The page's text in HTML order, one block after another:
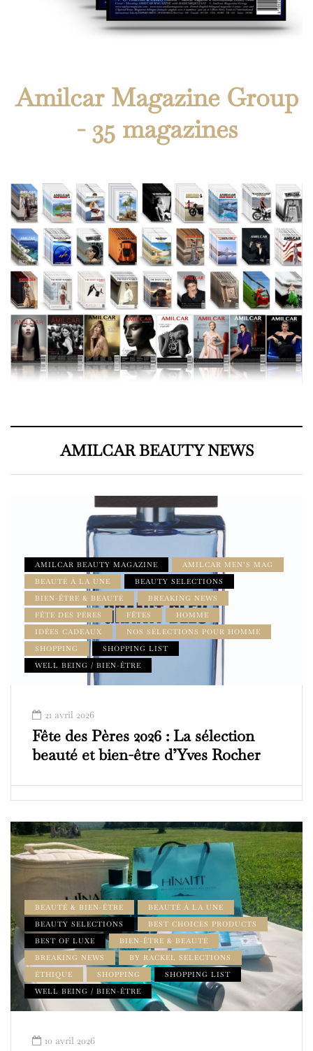
Amilcar Magazine Group
- 35 magazines
AMILCAR BEAUTY NEWS
AMILCAR BEAUTY MAGAZINE
AMILCAR MEN’S MAG
BEAUTÉ À LA UNE
BEAUTY SELECTIONS
BIEN-ÊTRE & BEAUTÉ
BREAKING NEWS
FÊTE DES PÈRES
FÊTES
HOMME
IDÉES CADEAUX
NOS SÉLECTIONS POUR HOMME
SHOPPING
SHOPPING LIST
WELL BEING / BIEN-ÊTRE
21 avril 2026
Fête des Pères 2026 : La sélection
beauté et bien-être d’Yves Rocher
BEAUTÉ & BIEN-ÊTRE
BEAUTÉ À LA UNE
BEAUTY SELECTIONS
BEST CHOICES PRODUCTS
BEST OF LUXE
BIEN-ÊTRE & BEAUTÉ
BREAKING NEWS
BY RACKEL SELECTIONS
ÉTHIQUE
SHOPPING
SHOPPING LIST
WELL BEING / BIEN-ÊTRE
10 avril 2026